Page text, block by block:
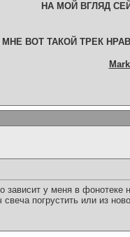
НА МОЙ ВГЛЯД
ВОТ ТАКОЙ ТРЕК
зависит у меня в
свеча погрустить или из